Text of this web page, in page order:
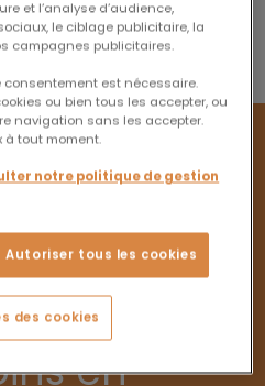
Sport,
tous mes
en
et l’analyse d’audience,
le ciblage publicitaire, la
campagnes publicitaires.
consentement est nécessaire.
ou bien tous les accepter, ou
navigation sans les accepter.
à tout moment.
notre politique de gestion
Autoriser tous les cookies
des cookies